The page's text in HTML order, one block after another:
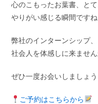
心のこもったお葉書、と
やりがい感じる瞬間ですね
弊社のインターンシップ
社会人を体感しに来ません
ぜひ一度お会いしましょう
ご予約はこちらから